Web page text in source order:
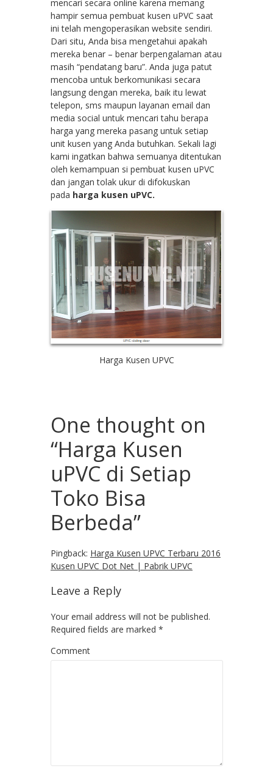
mencari secara online karena memang
hampir semua pembuat kusen uPVC saat
ini telah mengoperasikan website sendiri.
Dari situ, Anda bisa mengetahui apakah
mereka benar – benar berpengalaman atau
masih “pendatang baru”. Anda juga patut
mencoba untuk berkomunikasi secara
langsung dengan mereka, baik itu lewat
telepon, sms maupun layanan email dan
media social untuk mencari tahu berapa
harga yang mereka pasang untuk setiap
unit kusen yang Anda butuhkan. Sekali lagi
kami ingatkan bahwa semuanya ditentukan
oleh kemampuan si pembuat kusen uPVC
dan jangan tolak ukur di difokuskan
pada harga kusen uPVC.
Harga Kusen UPVC
One thought on
“Harga Kusen
uPVC di Setiap
Toko Bisa
Berbeda”
Pingback: Harga Kusen UPVC Terbaru 2016
Kusen UPVC Dot Net | Pabrik UPVC
Leave a Reply
Your email address will not be published.
Required fields are marked *
Comment